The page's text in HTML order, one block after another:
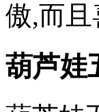
傲,而
葫芦娃